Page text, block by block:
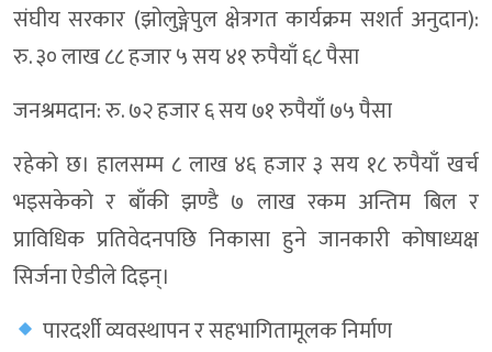
संघीय सरकार (झोलुङ्गेपुल क्षेत्रगत कार्यक्रम सशर्त अनुदान):
रु. ३० लाख ८८ हजार ५ सय ४१ रुपैयाँ ६८ पैसा
जनश्रमदान: रु. ७२ हजार ६ सय ७१ रुपैयाँ ७५ पैसा
रहेको छ। हालसम्म ८ लाख ४६ हजार ३ सय १८ रुपैयाँ खर्च
भइसकेको र बाँकी झण्डै ७ लाख रकम अन्तिम बिल र
प्राविधिक प्रतिवेदनपछि निकासा हुने जानकारी कोषाध्यक्ष
सिर्जना ऐडीले दिइन्।
पारदर्शी व्यवस्थापन र सहभागितामूलक निर्माण